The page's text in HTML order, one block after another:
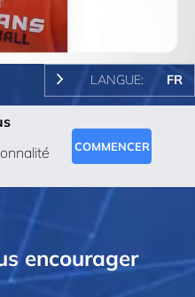
LANGUE: FR
COMMENCER
encourager